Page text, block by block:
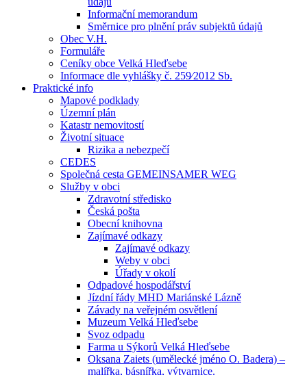
Informační memorandum
Směrnice pro plnění práv subjektů údajů
Obec V.H.
Formuláře
Ceníky obce Velká Hleďsebe
Informace dle vyhlášky č. 259⁄2012 Sb.
Praktické info
Mapové podklady
Územní plán
Katastr nemovitostí
Životní situace
Rizika a nebezpečí
CEDES
Společná cesta GEMEINSAMER WEG
Služby v obci
Zdravotní středisko
Česká pošta
Obecní knihovna
Zajímavé odkazy
Zajímavé odkazy
Weby v obci
Úřady v okolí
Odpadové hospodářství
Jízdní řády MHD Mariánské Lázně
Závady na veřejném osvětlení
Muzeum Velká Hleďsebe
Svoz odpadu
Farma u Sýkorů Velká Hleďsebe
Oksana Zaiets (umělecké jméno O. Badera) –
malířka, básnířka, výtvarnice.